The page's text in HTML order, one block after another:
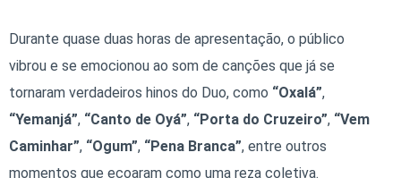
Durante quase duas horas de apresentação, o público
vibrou e se emocionou ao som de canções que já se
tornaram verdadeiros hinos do Duo, como “Oxalá”,
“Yemanjá”, “Canto de Oyá”, “Porta do Cruzeiro”, “Vem
Caminhar”, “Ogum”, “Pena Branca”, entre outros
momentos que ecoaram como uma reza coletiva.